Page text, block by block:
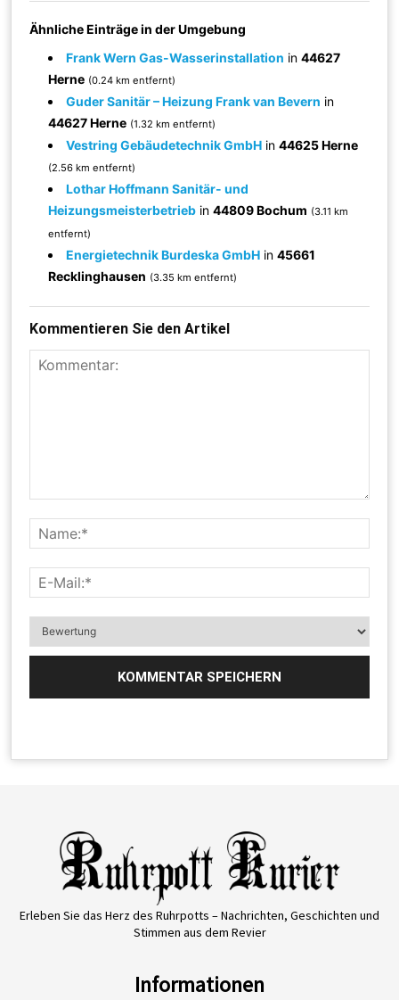
Ähnliche Einträge in der Umgebung
Frank Wern Gas-Wasserinstallation in44627
Herne (0.24 km entfernt)
Guder Sanitär – Heizung Frank van Bevern in
44627 Herne (1.32 km entfernt)
Vestring Gebäudetechnik GmbH in44625 Herne
(2.56 km entfernt)
Lothar Hoffmann Sanitär- und
Heizungsmeisterbetrieb in44809 Bochum (3.11 km
entfernt)
Energietechnik Burdeska GmbH in45661
Recklinghausen (3.35 km entfernt)
Kommentieren Sie den Artikel
Erleben Sie das Herz des Ruhrpotts – Nachrichten, Geschichten und
Stimmen aus dem Revier
Informationen